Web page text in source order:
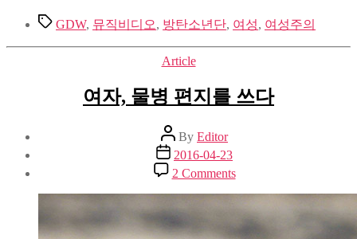
말
하
늘
TagsGDW, 뮤직비디오, 방탄소년단, 여성, 여성주의
Categories
Article
여자, 물병 편지를 쓰다
Post
author
By Editor
Post
date
2016-04-23
2 Commentson
여
자,
물